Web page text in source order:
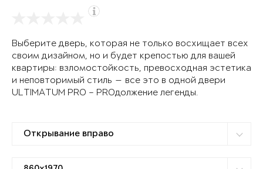
Выберите дверь, которая не только восхищает всех
своим дизайном, но и будет крепостью для вашей
квартиры: взломостойкость, превосходная эстетика
и неповторимый стиль — все это в одной двери
ULTIMATUM PRO – PROдолжение легенды.